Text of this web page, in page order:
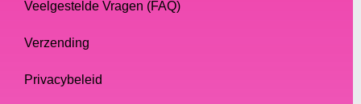
Veelgestelde Vragen (FAQ)
Verzending
Privacybeleid